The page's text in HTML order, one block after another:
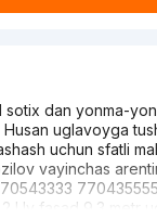
sotix dan yonma-
uglavoyga
uchun sfatli
vayinchas
Uy fasad 9.3 metr